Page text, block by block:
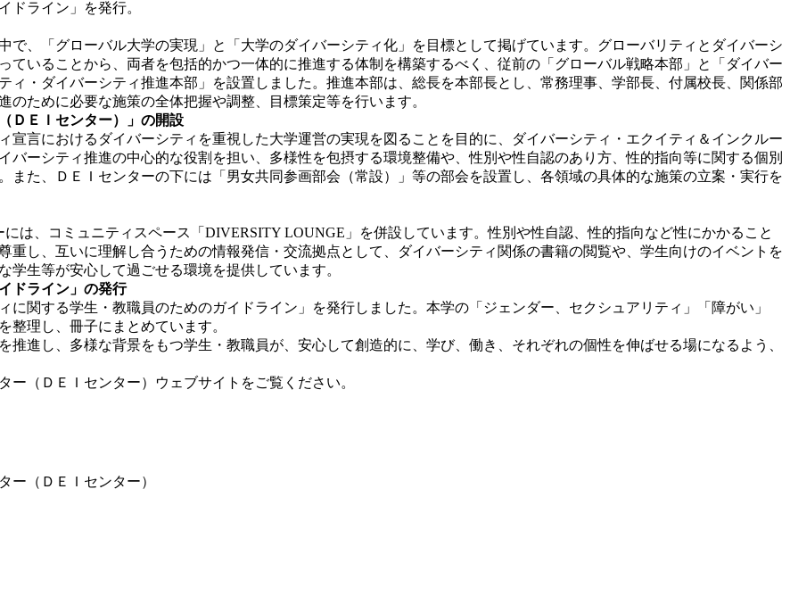
ドライン」を発行。
、「グローバル大学の実現」と「大学のダイバーシティ化」を目標として掲げています。グローバリティとダイバーシ
ていることから、両者を包括的かつ一体的に推進する体制を構築するべく、従前の「グローバル戦略本部」と「ダイバー
ィ・ダイバーシティ推進本部」を設置しました。推進本部は、総長を本部長とし、常務理事、学部長、付属校長、関係部
ために必要な施策の全体把握や調整、目標策定等を行います。
ＤＥＩセンター）」の開設
言におけるダイバーシティを重視した大学運営の実現を図ることを目的に、ダイバーシティ・エクイティ＆インクルー
ーシティ推進の中心的な役割を担い、多様性を包摂する環境整備や、性別や性自認のあり方、性的指向等に関する個別
た、ＤＥＩセンターの下には「男女共同参画部会（常設）」等の部会を設置し、各領域の具体的な施策の立案・実行を
は、コミュニティスペース「DIVERSITY LOUNGE」を併設しています。性別や性自認、性的指向など性にかかること
し、互いに理解し合うための情報発信・交流拠点として、ダイバーシティ関係の書籍の閲覧や、学生向けのイベントを
生等が安心して過ごせる環境を提供しています。
ドライン」の発行
関する学生・教職員のためのガイドライン」を発行しました。本学の「ジェンダー、セクシュアリティ」「障がい」
整理し、冊子にまとめています。
進し、多様な背景をもつ学生・教職員が、安心して創造的に、学び、働き、それぞれの個性を伸ばせる場になるよう、
（ＤＥＩセンター）ウェブサイトをご覧ください。
ー（ＤＥＩセンター）